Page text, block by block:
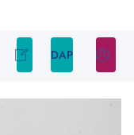
DAP